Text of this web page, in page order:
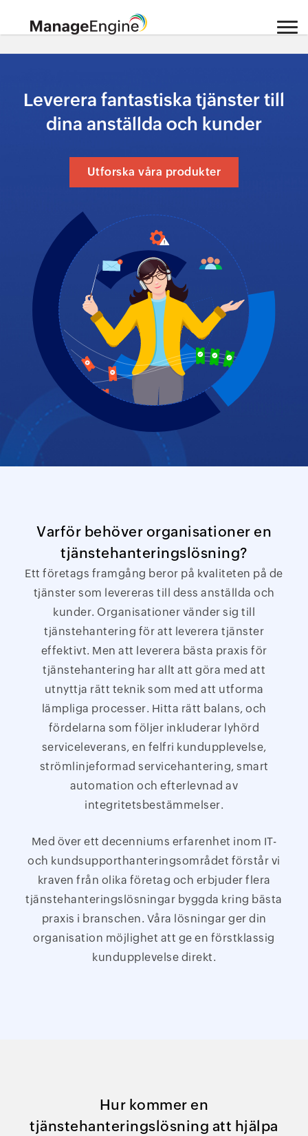
Leverera fantastiska tjänster till
dina anställda och kunder
Utforska våra produkter
Varför behöver organisationer en
tjänstehanteringslösning?
Ett företags framgång beror på kvaliteten på de
tjänster som levereras till dess anställda och
kunder. Organisationer vänder sig till
tjänstehantering för att leverera tjänster
effektivt. Men att leverera bästa praxis för
tjänstehantering har allt att göra med att
utnyttja rätt teknik som med att utforma
lämpliga processer. Hitta rätt balans, och
fördelarna som följer inkluderar lyhörd
serviceleverans, en felfri kundupplevelse,
strömlinjeformad servicehantering, smart
automation och efterlevnad av
integritetsbestämmelser.
Med över ett decenniums erfarenhet inom IT-
och kundsupporthanteringsområdet förstår vi
kraven från olika företag och erbjuder flera
tjänstehanteringslösningar byggda kring bästa
praxis i branschen. Våra lösningar ger din
organisation möjlighet att ge en förstklassig
kundupplevelse direkt.
Hur kommer en
tjänstehanteringslösning att hjälpa